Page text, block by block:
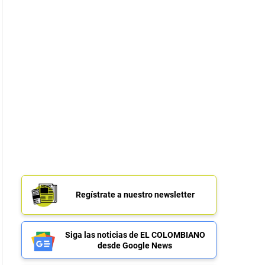
Regístrate a nuestro newsletter
Siga las noticias de EL COLOMBIANO
desde Google News